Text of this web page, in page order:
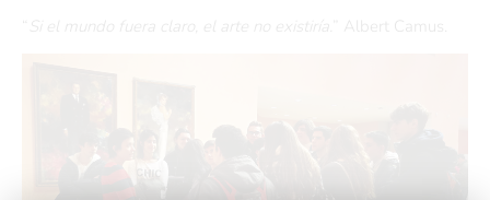
“
Si el mundo fuera claro, el arte no existiría. ” Albert Camus.